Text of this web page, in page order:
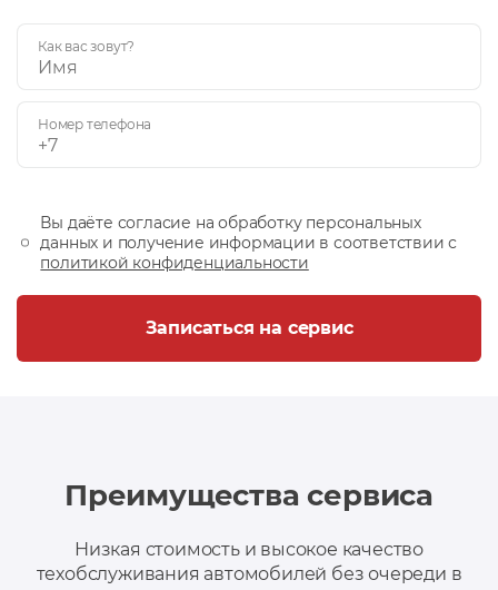
Как вас зовут?
Номер телефона
Вы даёте согласие на обработку персональных
данных и получение информации в соответствии с
политикой конфиденциальности
Записаться на сервис
Преимущества сервиса
Низкая стоимость и высокое качество
техобслуживания автомобилей без очереди в